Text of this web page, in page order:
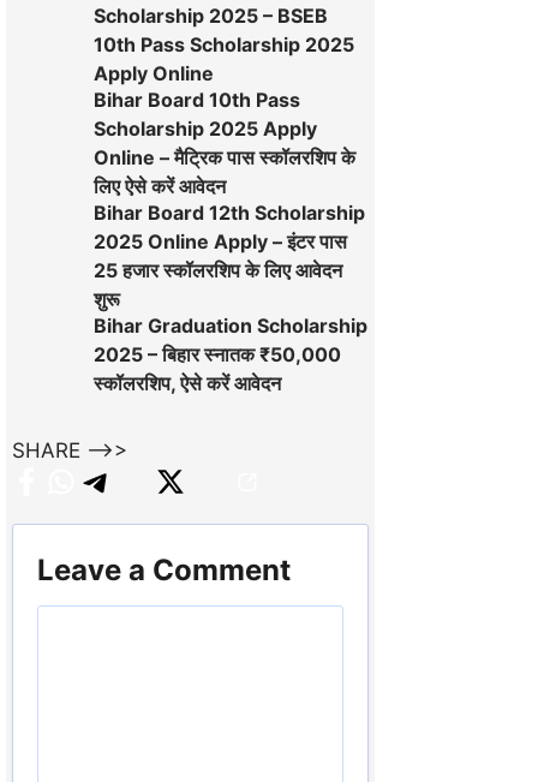
Scholarship 2025 – BSEB
10th Pass Scholarship 2025
Apply Online
Bihar Board 10th Pass
Scholarship 2025 Apply
Online – मैट्रिक पास स्कॉलरशिप के
लिए ऐसे करें आवेदन
Bihar Board 12th Scholarship
2025 Online Apply – इंटर पास
25 हजार स्कॉलरशिप के लिए आवेदन
शुरू
Bihar Graduation Scholarship
2025 – बिहार स्नातक ₹50,000
स्कॉलरशिप, ऐसे करें आवेदन
SHARE -->>
Leave a Comment